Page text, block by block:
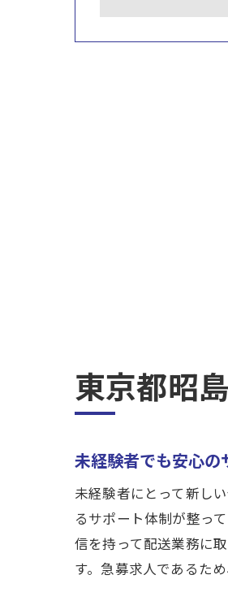
東京都昭
未経験者でも安心の
未経験者にとって新し
るサポート体制が整っ
信を持って配送業務に
す。急募求人であるた